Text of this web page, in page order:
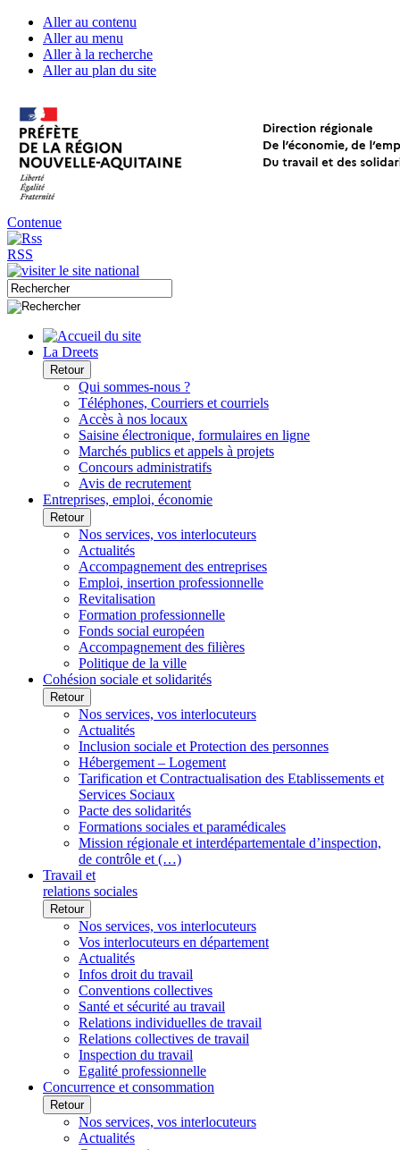
Aller au contenu
Aller au menu
Aller à la recherche
Aller au plan du site
Contenue
RSS
La Dreets
Retour
Qui sommes-nous ?
Téléphones, Courriers et courriels
Accès à nos locaux
Saisine électronique, formulaires en ligne
Marchés publics et appels à projets
Concours administratifs
Avis de recrutement
Entreprises, emploi, économie
Retour
Nos services, vos interlocuteurs
Actualités
Accompagnement des entreprises
Emploi, insertion professionnelle
Revitalisation
Formation professionnelle
Fonds social européen
Accompagnement des filières
Politique de la ville
Cohésion sociale et solidarités
Retour
Nos services, vos interlocuteurs
Actualités
Inclusion sociale et Protection des personnes
Hébergement – Logement
Tarification et Contractualisation des Etablissements et
Services Sociaux
Pacte des solidarités
Formations sociales et paramédicales
Mission régionale et interdépartementale d’inspection,
de contrôle et (…)
Travail et
relations sociales
Retour
Nos services, vos interlocuteurs
Vos interlocuteurs en département
Actualités
Infos droit du travail
Conventions collectives
Santé et sécurité au travail
Relations individuelles de travail
Relations collectives de travail
Inspection du travail
Egalité professionnelle
Concurrence et consommation
Retour
Nos services, vos interlocuteurs
Actualités